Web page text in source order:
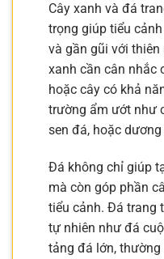
Cây xanh và đá
trọng giúp tiểu
và gần gũi với
xanh cần cân nhắc
hoặc cây có khả
trường ẩm ướt như
sen đá, hoặc dương
Đá không chỉ giúp
mà còn góp phần
tiểu cảnh. Đá trang
tự nhiên như đá
tảng đá lớn,